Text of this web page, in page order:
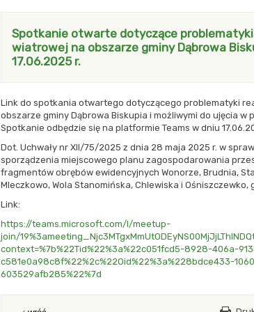
Spotkanie otwarte dotyczące
wiatrowej na obszarze gminy Dąbrowa
17.06.2025 r.
Link do spotkania otwartego dotyczącego problematyki
obszarze gminy Dąbrowa Biskupia i możliwymi do ujęcia w
Spotkanie odbędzie się na platformie Teams w dniu
Dot. Uchwały nr XII/75/2025 z dnia 28 maja 2025 r. w
sporządzenia miejscowego planu zagospodarowania
fragmentów obrębów ewidencyjnych Wonorze, Brudnia,
Mleczkowo, Wola Stanomińska, Chlewiska i Ośniszczewko,
Link:
https://teams.microsoft.com/l/meetup-
join/
context=%7b%22Tid%22%3a%22c051fcd5-8928-406a-
c581e0a98c8f%22%2c%22Oid%22%3a%228bdce433-
603529afb285%22%7d